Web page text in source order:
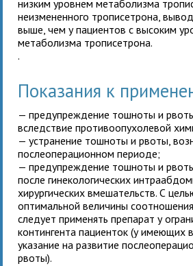
низким уровнем метаболизма
неизмененного трописетрона,
выше, чем у пациентов с высоким
метаболизма трописетрона.
.
Показания к
— предупреждение тошноты и
вследствие противоопухолевой
— устранение тошноты и рвоты,
послеоперационном периоде;
— предупреждение тошноты и
после гинекологических
хирургических вмешательств. С
оптимальной величины
следует применять препарат у
контингента пациенток (у имеющих
указание на развитие
рвоты).